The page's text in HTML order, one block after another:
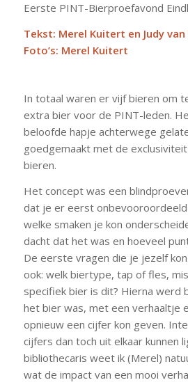
Eerste PINT-Bierproefavond
Tekst: Merel Kuitert en Judy
Foto’s: Merel Kuitert
In totaal waren er vijf bieren om
extra bier voor de PINT-leden.
beloofde hapje achterwege
goedgemaakt met de
bieren.
Het concept was een
dat je er eerst onbevooroordeeld
welke smaken je kon
dacht dat het was en hoeveel
De eerste vragen die je jezelf
ook: welk biertype, tap of fles,
specifiek bier is dit? Hierna werd
het bier was, met een verhaaltje
opnieuw een cijfer kon geven.
cijfers dan toch uit elkaar kunnen
bibliothecaris weet ik (Merel)
wat de impact van een mooi